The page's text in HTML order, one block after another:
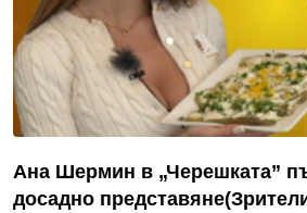
Ана Шермин в „Черешката”
досадно